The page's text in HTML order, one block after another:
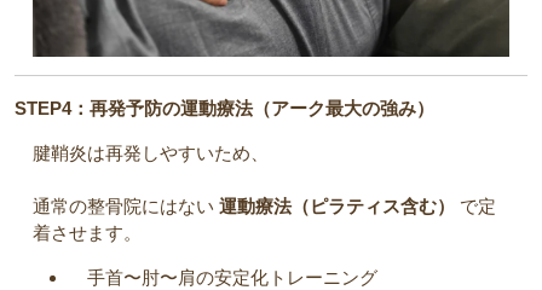
STEP4：再発予防の運動療法（アーク最大の強み）
腱鞘炎は再発しやすいため、
通常の整骨院にはない 運動療法（ピラティス含む）
で定
着させます。
手首〜肘〜肩の安定化トレーニング